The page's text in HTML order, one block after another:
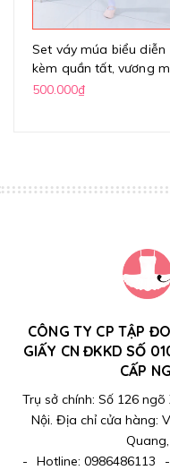
Set váy múa biểu diễn
kèm quần tất, vương
hoa tay
500.000₫
CÔNG TY CP TẬP
GIẤY CN ĐKKD SỐ
CẤP
Trụ sở chính: Số 126
Nội. Địa chỉ cửa hàng:
-
Hotline: 0986486113 -